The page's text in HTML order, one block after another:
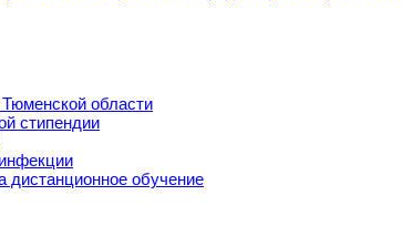
области
стипендии
дистанционное обучение